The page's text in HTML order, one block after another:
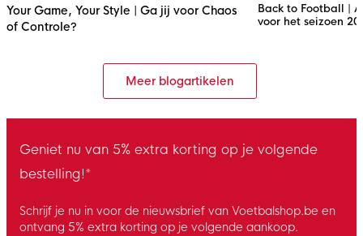
Your Game, Your Style | Ga jij voor Chaos
of Controle?
Back to Football |
voor het seizoen
Meer blogartikelen
Geniet nu van 5% extra korting op je volgende
bestelling!*
Schrijf je nu in voor de nieuwsbrief van Voetbalshop.be en
ontvang 5% extra korting op je volgende aankoop.